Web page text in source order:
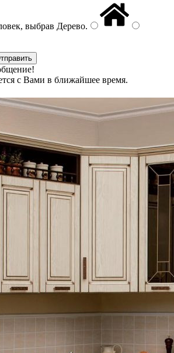
выбрав Дерево.
с Вами в ближайшее время.